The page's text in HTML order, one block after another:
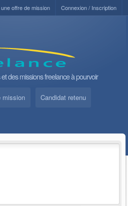
Connexion / Inscription
une offre de mission
des missions freelance à pourvoir
mission Candidat retenu